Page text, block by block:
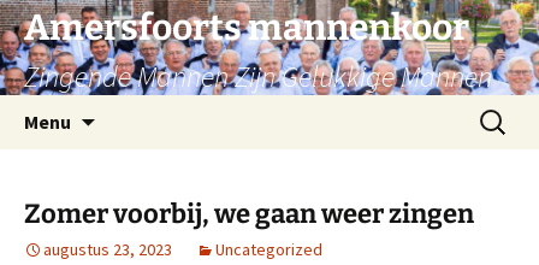
Ga
naar
de
inhoud
Amersfoorts mannenkoor
Zingende Mannen Zijn Gelukkige Mannen
Menu
Zoeken
naar:
Zomer voorbij, we gaan weer zingen
augustus 23, 2023 Uncategorized